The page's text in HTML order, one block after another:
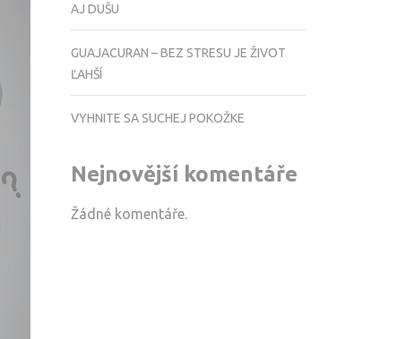
AJ DUŠU
GUAJACURAN – BEZ STRESU JE ŽIVOT
ĽAHŠÍ
VYHNITE SA SUCHEJ POKOŽKE
Nejnovější komentáře
Žádné komentáře.